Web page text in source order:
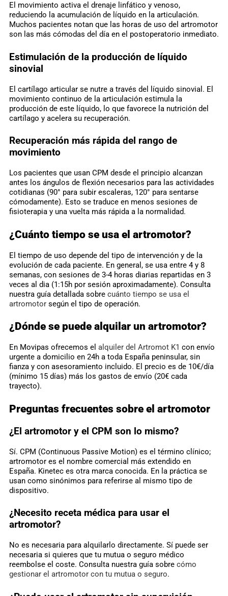
El movimiento activa el drenaje linfático y venoso,
reduciendo la acumulación de líquido en la articulación.
Muchos pacientes notan que las horas de uso del artromotor
son las más cómodas del día en el postoperatorio inmediato.
Estimulación de la producción de líquido
sinovial
El cartílago articular se nutre a través del líquido sinovial. El
movimiento continuo de la articulación estimula la
producción de este líquido, lo que favorece la nutrición del
cartílago y acelera su recuperación.
Recuperación más rápida del rango de
movimiento
Los pacientes que usan CPM desde el principio alcanzan
antes los ángulos de flexión necesarios para las actividades
cotidianas (90° para subir escaleras, 120° para sentarse
cómodamente). Esto se traduce en menos sesiones de
fisioterapia y una vuelta más rápida a la normalidad.
¿Cuánto tiempo se usa el artromotor?
El tiempo de uso depende del tipo de intervención y de la
evolución de cada paciente. En general, se usa entre 4 y 8
semanas, con sesiones de 3-4 horas diarias repartidas en 3
veces al dia (1:15h por sesión aproximadamente). Consulta
nuestra guía detallada sobre cuánto tiempo se usa el
artromotorsegún el tipo de operación.
¿Dónde se puede alquilar un artromotor?
En Movipas ofrecemos el alquiler del Artromot K1 con envío
urgente a domicilio en 24h a toda España peninsular, sin
fianza y con asesoramiento incluido. El precio es de 10€/día
(mínimo 15 días) más los gastos de envío (20€ cada
trayecto).
Preguntas frecuentes sobre el artromotor
¿El artromotor y el CPM son lo mismo?
Sí. CPM (Continuous Passive Motion) es el término clínico;
artromotor es el nombre comercial más extendido en
España. Kinetec es otra marca conocida. En la práctica se
usan como sinónimos para referirse al mismo tipo de
dispositivo.
¿Necesito receta médica para usar el
artromotor?
No es necesaria para alquilarlo directamente. Sí puede ser
necesaria si quieres que tu mutua o seguro médico
reembolse el coste. Consulta nuestra guía sobre cómo
gestionar el artromotor con tu mutua o seguro.